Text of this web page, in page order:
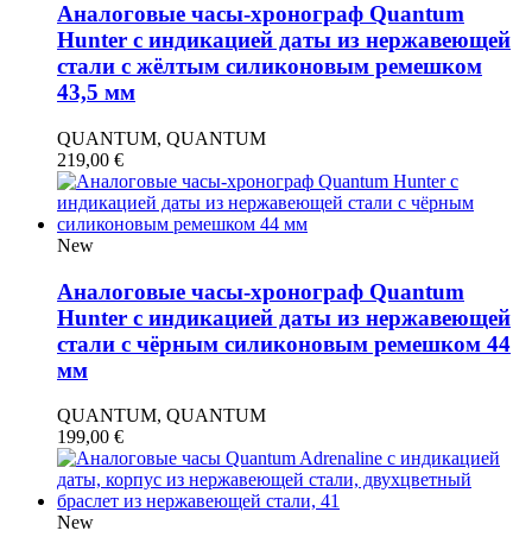
Аналоговые часы-хронограф Quantum
Hunter с индикацией даты из нержавеющей
стали с жёлтым силиконовым ремешком
43,5 мм
QUANTUM, QUANTUM
219,00 €
New
Аналоговые часы-хронограф Quantum
Hunter с индикацией даты из нержавеющей
стали с чёрным силиконовым ремешком 44
мм
QUANTUM, QUANTUM
199,00 €
New